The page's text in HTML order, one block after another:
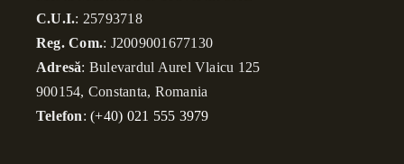
C.U.I.: 25793718
Reg. Com.: J2009001677130
Adresă: Bulevardul Aurel Vlaicu 125
900154, Constanta, Romania
Telefon:(+40) 021 555 3979